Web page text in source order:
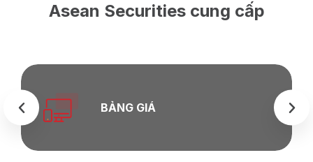
Asean Securities cung cấp
BẢNG GIÁ